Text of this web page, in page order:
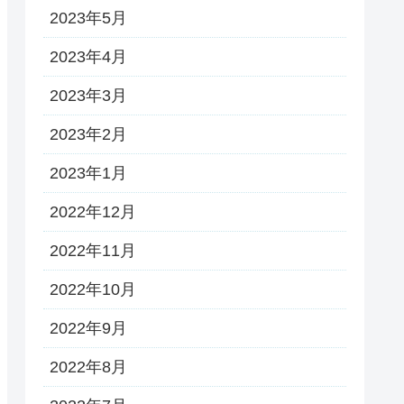
2023年5月
2023年4月
2023年3月
2023年2月
2023年1月
2022年12月
2022年11月
2022年10月
2022年9月
2022年8月